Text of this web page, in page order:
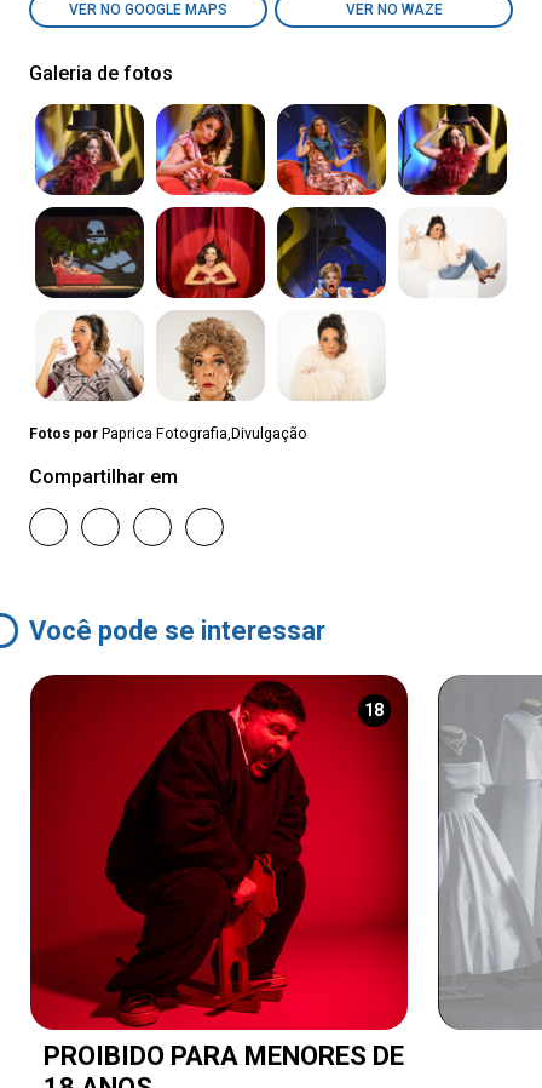
VER NO GOOGLE MAPS VER NO WAZE
Galeria de fotos
Fotos por Paprica Fotografia,Divulgação
Compartilhar em
Você pode se interessar
18
PROIBIDO PARA MENORES DE